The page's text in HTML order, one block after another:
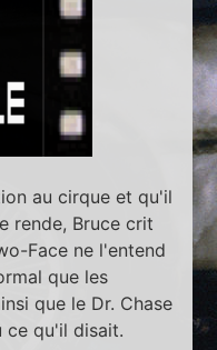
au cirque et qu'il
rende, Bruce crit
Face ne l'entend
que les
que le Dr. Chase
ce qu'il disait.